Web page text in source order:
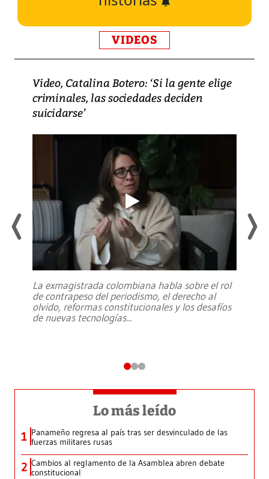
VIDEOS
Video, Catalina Botero: ‘Si la gente elige
criminales, las sociedades deciden
suicidarse’
La exmagistrada colombiana habla sobre el rol
de contrapeso del periodismo, el derecho al
olvido, reformas constitucionales y los desafíos
de nuevas tecnologías...
Lo más leído
1 Panameño regresa al país tras ser desvinculado de las
fuerzas militares rusas
2 Cambios al reglamento de la Asamblea abren debate
constitucional